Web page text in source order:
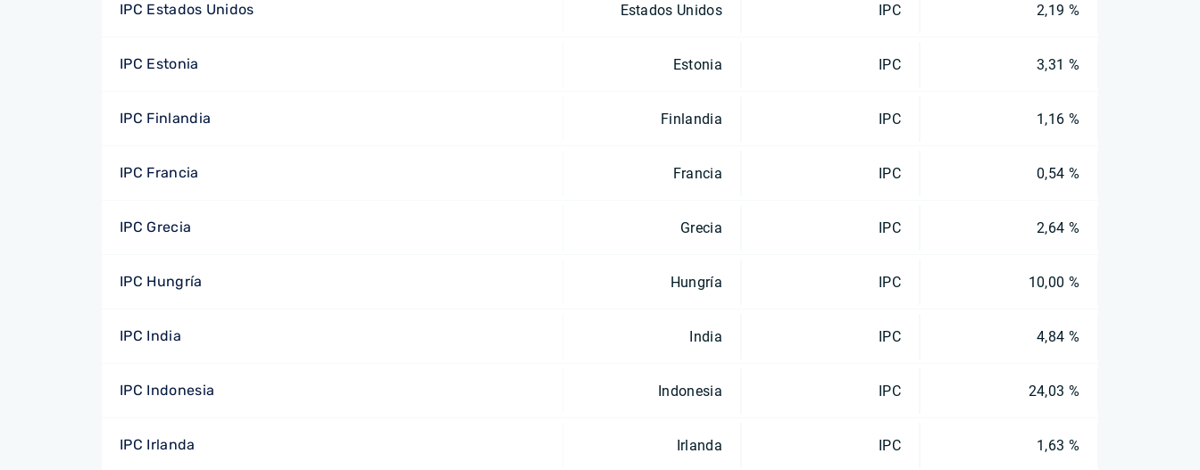
IPC Estados Unidos Estados Unidos IPC 2,19 %
IPC Estonia Estonia IPC 3,31 %
IPC Finlandia Finlandia IPC 1,16 %
IPC Francia Francia IPC 0,54 %
IPC Grecia Grecia IPC 2,64 %
IPC Hungría Hungría IPC 10,00 %
IPC India India IPC 4,84 %
IPC Indonesia Indonesia IPC 24,03 %
IPC Irlanda Irlanda IPC 1,63 %